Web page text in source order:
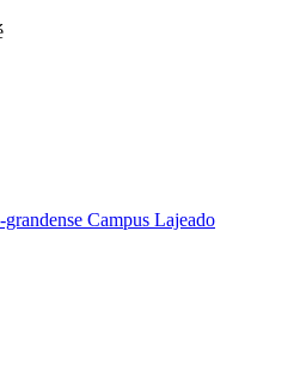
Campus Lajeado